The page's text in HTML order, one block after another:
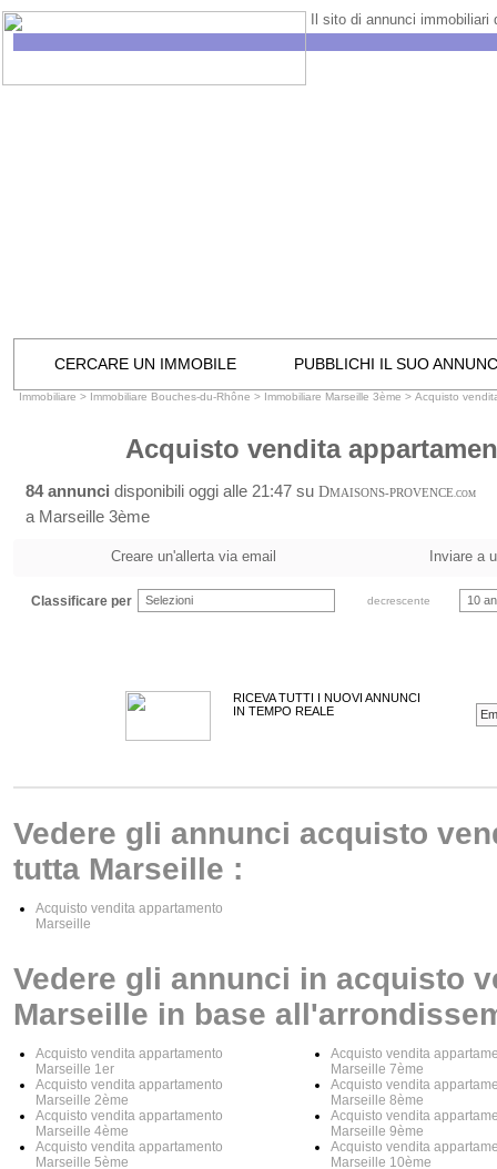
Il sito di annunci immobiliari
CERCARE UN IMMOBILE PUBBLICHI IL SUO
Immobiliare > Immobiliare Bouches-du-Rhône > Immobiliare Marseille 3ème > Acquisto
Acquisto vendita
84 annunci disponibili oggi alle 21:47 su DMAISONS-PROVENCE.COM
a Marseille 3ème
Creare un'allerta via email Inviare a
Classificare per Selezioni decrescente 10
RICEVA TUTTI I NUOVI ANNUNCI
IN TEMPO REALE
Vedere gli annunci acquisto
tutta Marseille :
Acquisto vendita appartamento
Marseille
Vedere gli annunci in acquisto
Marseille in base
Acquisto vendita appartamento
Marseille 1er
Acquisto vendita appartamento
Marseille 2ème
Acquisto vendita appartamento
Marseille 4ème
Acquisto vendita appartamento
Marseille 5ème
Acquisto vendita
Marseille 7ème
Acquisto vendita
Marseille 8ème
Acquisto vendita
Marseille 9ème
Acquisto vendita
Marseille 10ème